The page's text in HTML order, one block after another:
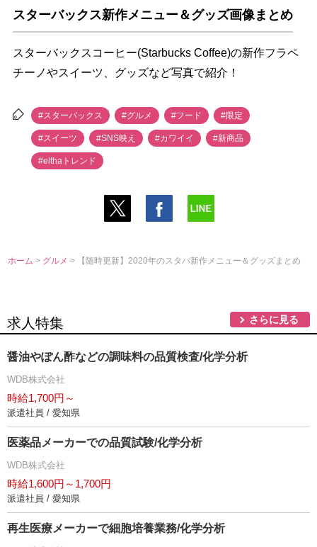
スターバックス新作メニュー＆グッズ画像まとめ
スターバックスコーヒー(Starbucks Coffee)の新作フラペ
チーノやスイーツ、グッズなど写真で紹介！
#スターバックス #グルメ #フード #限定
#スイーツ #SNS映え #カワイイ #新商品
#elthaトレンド
ホーム > グルメ> 【随時更新】2020年のスタバ新作メニュー＆グッズまとめ
求人特集 さらに見る
醤油やぽん酢などの調味料の品質検査/化学分析
WDB株式会社
時給1,700円～
派遣社員 / 愛知県
医薬品メーカーでの品質試験/化学分析
WDB株式会社
時給1,600円～1,700円
派遣社員 / 愛知県
再生医療メーカーで細胞培養業務/化学分析